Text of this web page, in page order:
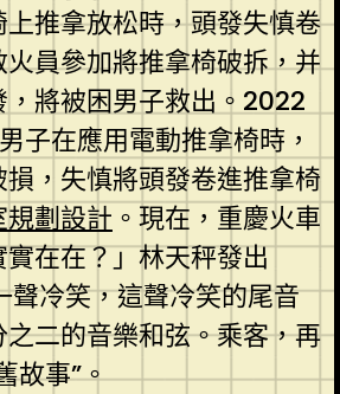
推拿放松時，頭發失慎卷
員參加將推拿椅破拆，并
將被困男子救出。2022
子在應用電動推拿椅時，
，失慎將頭發卷進推拿椅
劃設計 。現在，重慶火車
在在？」林天秤發出
聲冷笑，這聲冷笑的尾音
二的音樂和弦。乘客，再
故事”。